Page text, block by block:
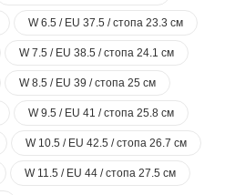
W 6.5 / EU 37.5 / стопа 23.3 см
W 7.5 / EU 38.5 / стопа 24.1 см
W 8.5 / EU 39 / стопа 25 см
W 9.5 / EU 41 / стопа 25.8 см
W 10.5 / EU 42.5 / стопа 26.7 см
W 11.5 / EU 44 / стопа 27.5 см